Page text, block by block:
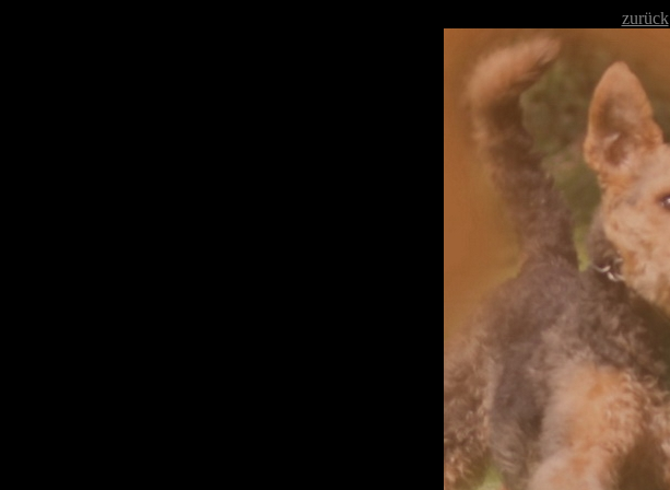
zurück